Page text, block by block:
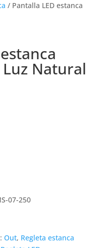
/ Pantalla LED estanca
Natural
07-250
Out, Regleta estanca